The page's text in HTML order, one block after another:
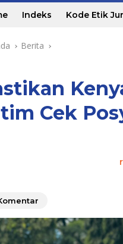
Indeks Kode Etik
Berita
Cek